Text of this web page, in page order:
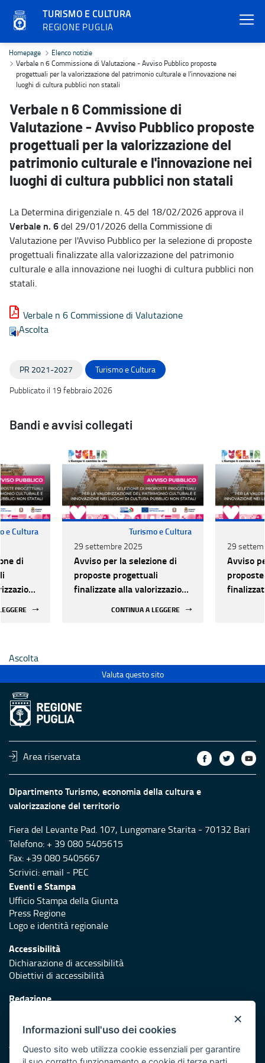
TURISMO E CULTURA
REGIONE PUGLIA
Verbale n 6 Commissione di Valutazione - Avviso Pubblico
Homepage
Elenco notizie
Verbale n 6 Commissione di Valutazione - Avviso Pubblico proposte
progettuali per la valorizzazione del patrimonio culturale e l'innovazione nei
luoghi di cultura pubblici non statali
Verbale n 6 Commissione di
Valutazione - Avviso Pubblico proposte
progettuali per la valorizzazione del
patrimonio culturale e l'innovazione nei
luoghi di cultura pubblici non statali
La Determina dirigenziale n. 45 del 18/02/2026 approva il
Verbale n. 6del 29/01/2026 della Commissione di
Valutazione per l'Avviso Pubblico per la selezione di proposte
progettuali finalizzate alla valorizzazione del patrimonio
culturale e alla innovazione nei luoghi di cultura pubblici non
statali.
Verbale n 6 Commissione di Valutazione
Ascolta
PR 2021-2027
Turismo e Cultura
Pubblicato il 19 febbraio 2026
Bandi e avvisi collegati
e Cultura
di
Turismo e Cultura
29 settembre 2025
Avviso per la selezione di
proposte progettuali
finalizzate alla valorizzazione
CONTINUA A LEGGERE
29
Avviso
Ascolta
Valuta questo sito
Area riservata
Dipartimento Turismo, economia della cultura e
valorizzazione del territorio
Fiera del Levante Pad. 107, Lungomare Starita - 70132 Bari
Telefono: + 39 080 5405615
Fax: +39 080 5405667
Scrivici:email - PEC
Eventi e Stampa
Ufficio Stampa della Giunta
Press Regione
Logo e identità regionale
Accessibilità
Dichiarazione di accessibilità
Obiettivi di accessibilità
Redazione
Protezione civile
Vai al sito di Protezione Civile Puglia
×
Informazioni sull'uso dei cookies
Questo sito web utilizza cookie essenziali per garantire